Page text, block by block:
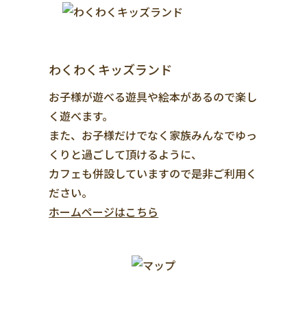
わくわくキッズランド
お子様が遊べる遊具や絵本があるので楽し
く遊べます。
また、お子様だけでなく家族みんなでゆっ
くりと過ごして頂けるように、
カフェも併設していますので是非ご利用く
ださい。
ホームページはこちら